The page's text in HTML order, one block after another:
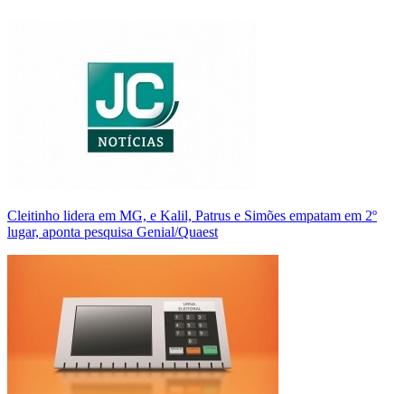
Cleitinho lidera em MG, e Kalil, Patrus e Simões empatam em 2º
lugar, aponta pesquisa Genial/Quaest